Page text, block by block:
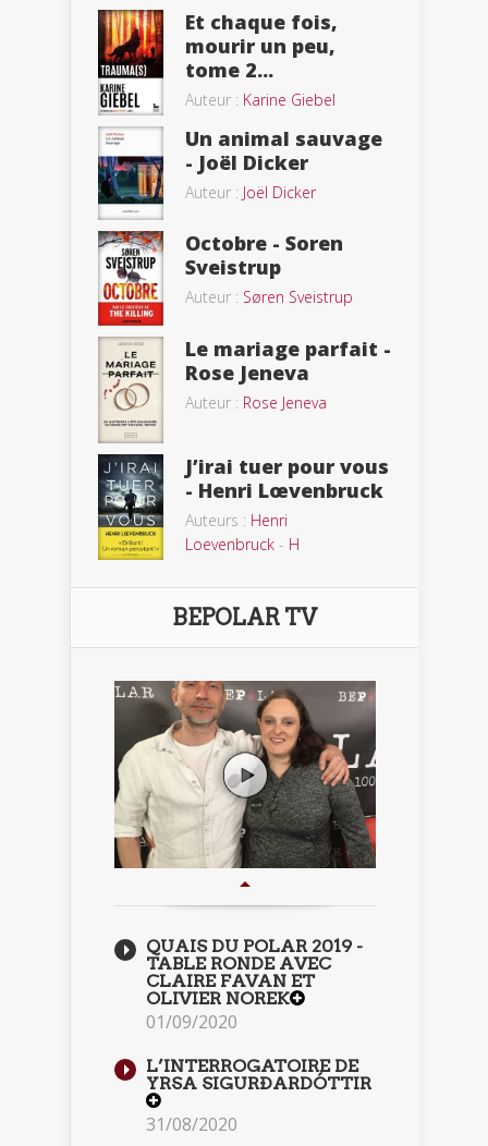
Et chaque fois,
mourir un peu,
tome 2...
Auteur : Karine Giebel
Un animal sauvage
- Joël Dicker
Auteur : Joël Dicker
Octobre - Soren
Sveistrup
Auteur : Søren Sveistrup
Le mariage parfait -
Rose Jeneva
Auteur : Rose Jeneva
J’irai tuer pour vous
- Henri Lœvenbruck
Auteurs : Henri
Loevenbruck - H
BEPOLAR TV
QUAIS DU POLAR 2019 -
TABLE RONDE AVEC
CLAIRE FAVAN ET
OLIVIER NOREK
01/09/2020
L’INTERROGATOIRE DE
YRSA SIGURÐARDÓTTIR
31/08/2020